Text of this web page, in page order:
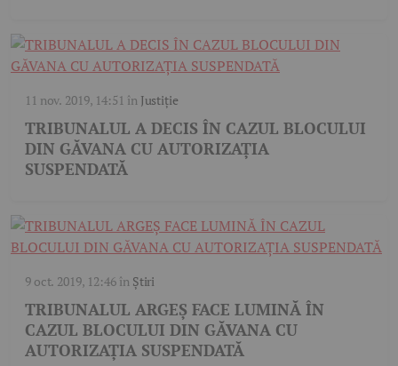
11 nov. 2019, 14:51 în Justiție
TRIBUNALUL A DECIS ÎN CAZUL BLOCULUI
DIN GĂVANA CU AUTORIZAȚIA
SUSPENDATĂ
9 oct. 2019, 12:46în Știri
TRIBUNALUL ARGEȘ FACE LUMINĂ ÎN
CAZUL BLOCULUI DIN GĂVANA CU
AUTORIZAȚIA SUSPENDATĂ